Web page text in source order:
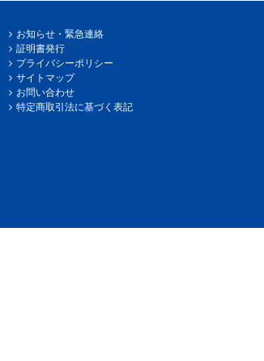
お知らせ・緊急連絡
証明書発行
プライバシーポリシー
サイトマップ
お問い合わせ
特定商取引法に基づく表記